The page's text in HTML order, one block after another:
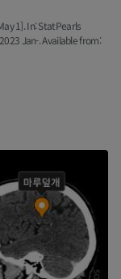
1]. In: StatPearls
Jan-. Available from: